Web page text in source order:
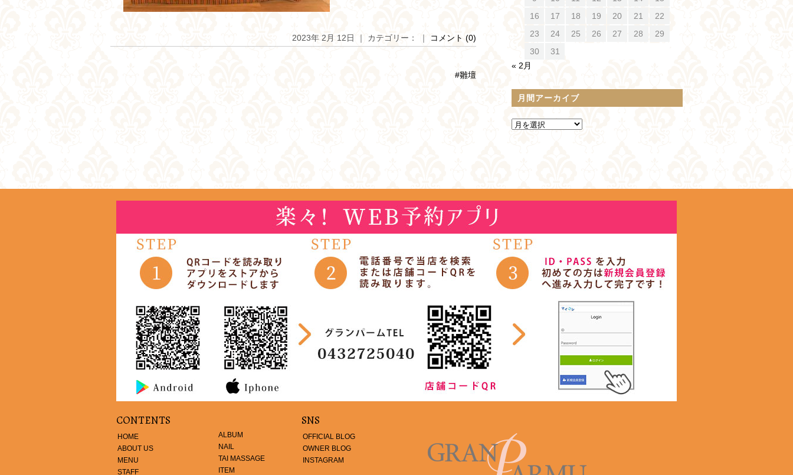
2023年 2月 12日 ｜ カテゴリー： ｜ コメント (0)
#雛壇
16
17 18 19 20 21
22
23
24 25 26 27 28
29
30
31
« 2月
月間アーカイブ
CONTENTS
HOME
ABOUT US
MENU
STAFF
ALBUM
NAIL
TAI MASSAGE
ITEM
SNS
OFFICIAL BLOG
OWNER BLOG
INSTAGRAM